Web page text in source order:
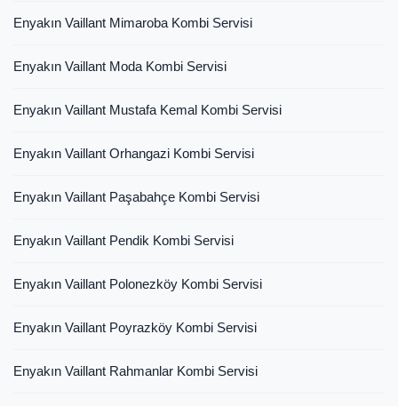
Enyakın Vaillant Mimaroba Kombi Servisi
Enyakın Vaillant Moda Kombi Servisi
Enyakın Vaillant Mustafa Kemal Kombi Servisi
Enyakın Vaillant Orhangazi Kombi Servisi
Enyakın Vaillant Paşabahçe Kombi Servisi
Enyakın Vaillant Pendik Kombi Servisi
Enyakın Vaillant Polonezköy Kombi Servisi
Enyakın Vaillant Poyrazköy Kombi Servisi
Enyakın Vaillant Rahmanlar Kombi Servisi